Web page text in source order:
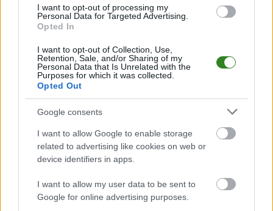
I want to opt-out of processing my
Personal Data for Targeted Advertising.
Opted In
I want to opt-out of Collection, Use,
Retention, Sale, and/or Sharing of my
Personal Data that Is Unrelated with the
Purposes for which it was collected.
Opted Out
Google consents
I want to allow Google to enable storage
related to advertising like cookies on web or
device identifiers in apps.
I want to allow my user data to be sent to
Google for online advertising purposes.
Przełom Besko - Tempo Nienaszówodbędzie się w ramach 15.
kolejki - Klasa O Krosno. Spotkanie zostanie rozegrane w dniu 15
Przełom Beskoprzystępuje do tego spotkania w roli gospodarza. Jak
drużyna radzi sobie w sezonie 2025/2026 rozgrywek Krosno > Klasa
Okręgowa przed własną publicznością? Na tej stronie możecie zobaczyć
tabelę uwzględniającą tylko mecze u siebie. W tabeli biorącej pod uwagę
tylko mecze wyjazdowe możecie natomiast sprawdzić jak spisuje się klub
Tempo Nienaszów.
Krosno > Klasa Okręgowa - sytuacja w tabeli
Przed meczami 15. kolejki - Klasa O Krosno gospodarze (Przełom Besko)
zajmują1. miejscew tabeli. Goście (Tempo Nienaszów) plasują się na
Poniżej znajdziesz także ostatnie mecze obu drużyn oraz statystyki
bramkowe.